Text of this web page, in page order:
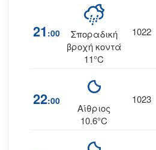
21 :00
Σποραδική
βροχή κοντά
11°C
1022
22:00
Αίθριος
10.6°C
1023